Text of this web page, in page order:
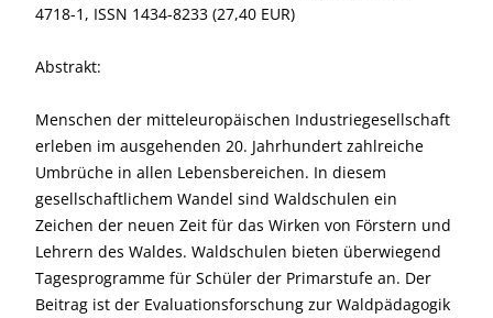
4718-1, ISSN 1434-8233 (27,40 EUR)
Abstrakt:
Menschen der mitteleuropäischen Industriegesellschaft
erleben im ausgehenden 20. Jahrhundert zahlreiche
Umbrüche in allen Lebensbereichen. In diesem
gesellschaftlichem Wandel sind Waldschulen ein
Zeichen der neuen Zeit für das Wirken von Förstern und
Lehrern des Waldes. Waldschulen bieten überwiegend
Tagesprogramme für Schüler der Primarstufe an. Der
Beitrag ist der Evaluationsforschung zur Waldpädagogik